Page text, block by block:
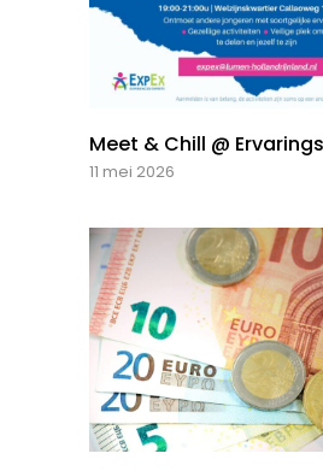
Meet & Chill @
11 mei 2026